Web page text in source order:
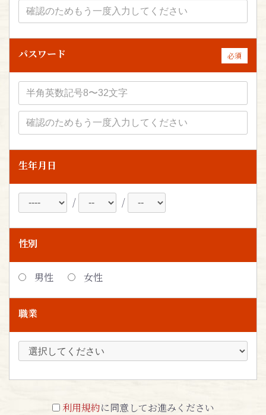
パスワード 必須
生年月日
/ /
性別
男性 女性
職業
利用規約に同意してお進みください